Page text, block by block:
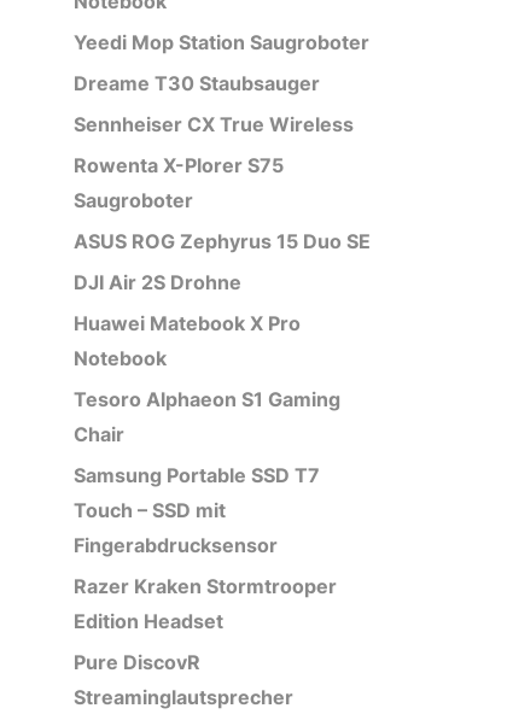
Yeedi Mop Station Saugroboter
Dreame T30 Staubsauger
Sennheiser CX True Wireless
Rowenta X-Plorer S75
Saugroboter
ASUS ROG Zephyrus 15 Duo SE
DJI Air 2S Drohne
Huawei Matebook X Pro
Notebook
Tesoro Alphaeon S1 Gaming
Chair
Samsung Portable SSD T7
Touch – SSD mit
Fingerabdrucksensor
Razer Kraken Stormtrooper
Edition Headset
Pure DiscovR
Streaminglautsprecher